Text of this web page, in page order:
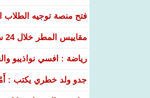
فتح منصة توجيه الطلاب
مقاييس المطر خلال 24 ساعة الماضية على عشر ولايات
رياضة : افسي نواذيبو
جدو ولد خطري يكتب :